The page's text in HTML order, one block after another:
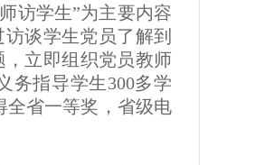
访学生”为主要内容
谈学生党员了解到
立即组织党员教师
务指导学生300多学
全省一等奖，省级电